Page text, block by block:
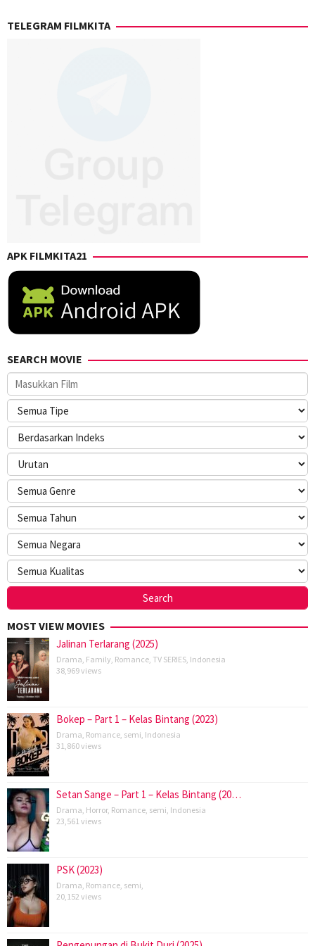
Phil
TELEGRAM FILMKITA
APK FILMKITA21
SEARCH MOVIE
MOST VIEW MOVIES
Jalinan Terlarang (2025)
Drama Family Romance TV SERIES Indonesia
38,969 views
Bokep – Part 1 – Kelas Bintang (2023)
Drama Romance semi Indonesia
31,860 views
Setan Sange – Part 1 – Kelas Bintang (20…
Drama Horror, Romance semi Indonesia
23,561 views
PSK (2023)
Drama Romance semi
20,152 views